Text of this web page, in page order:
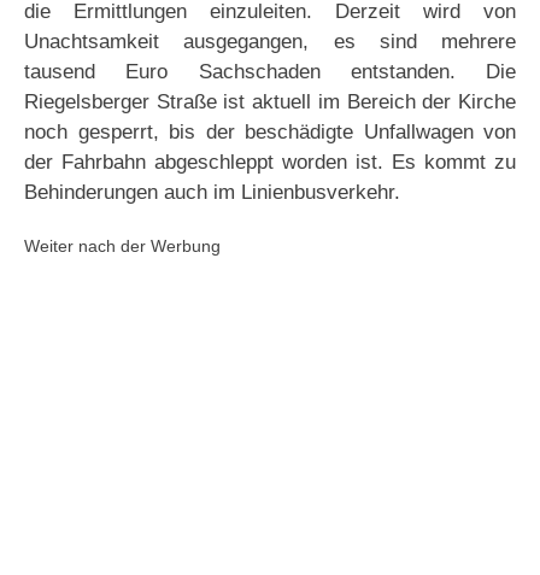
die Ermittlungen einzuleiten. Derzeit wird von
Unachtsamkeit ausgegangen, es sind mehrere
tausend Euro Sachschaden entstanden. Die
Riegelsberger Straße ist aktuell im Bereich der Kirche
noch gesperrt, bis der beschädigte Unfallwagen von
der Fahrbahn abgeschleppt worden ist. Es kommt zu
Behinderungen auch im Linienbusverkehr.
Weiter nach der Werbung